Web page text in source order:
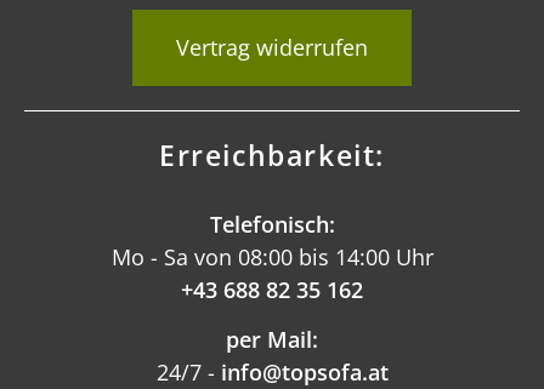
Vertrag widerrufen
Erreichbarkeit:
Telefonisch:
Mo - Sa von 08:00 bis 14:00 Uhr
+43 688 82 35 162
per Mail:
24/7 - info@topsofa.at